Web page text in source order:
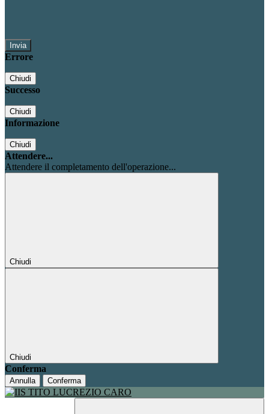
Errore
Chiudi
Successo
Chiudi
Informazione
Chiudi
Attendere...
Attendere il completamento dell'operazione...
Chiudi
Chiudi
Conferma
Annulla Conferma